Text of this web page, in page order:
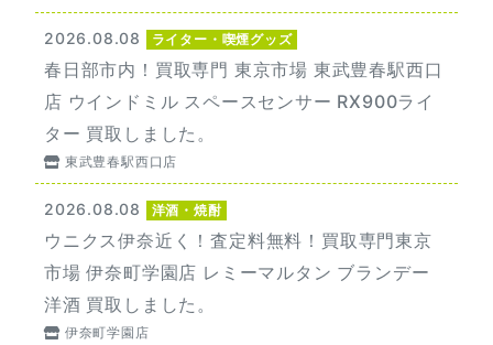
2026.08.08 ライター・喫煙グッズ
春日部市内！買取専門 東京市場 東武豊春駅西口
店 ウインドミル スペースセンサー RX900ライ
ター 買取しました。
東武豊春駅西口店
2026.08.08 洋酒・焼酎
ウニクス伊奈近く！査定料無料！買取専門東京
市場 伊奈町学園店 レミーマルタン ブランデー
洋酒 買取しました。
伊奈町学園店